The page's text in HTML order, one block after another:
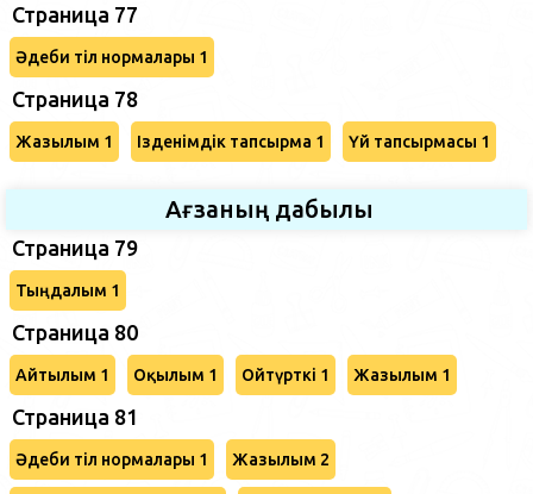
Страница 77
Әдеби тіл нормалары 1
Страница 78
Жазылым 1 Ізденімдік тапсырма 1 Үй тапсырмасы 1
Ағзаның дабылы
Страница 79
Тыңдалым 1
Страница 80
Айтылым 1 Оқылым 1 Ойтүрткі 1 Жазылым 1
Страница 81
Әдеби тіл нормалары 1 Жазылым 2